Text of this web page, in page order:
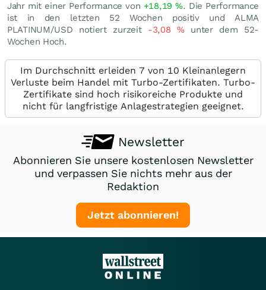
Jahr mit einer Performance von +18,19%. Die Performance
ist in den letzten 52 Wochen positiv und ALMA
PLATINUM/USD notiert zurzeit -3,08 %unter dem 52-
Wochen Hoch.
Im Durchschnitt erleiden 7 von 10 Kleinanlegern
Verluste beim Handel mit Turbo-Zertifikaten. Turbo-
Zertifikate sind hoch risikoreiche Produkte und
nicht für langfristige Anlagestrategien geeignet.
Newsletter
Abonnieren Sie unsere kostenlosen Newsletter
und verpassen Sie nichts mehr aus der
Redaktion
Jetzt abonnieren!